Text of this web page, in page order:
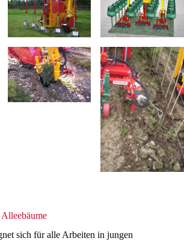
sich für alle Arbeiten in jungen